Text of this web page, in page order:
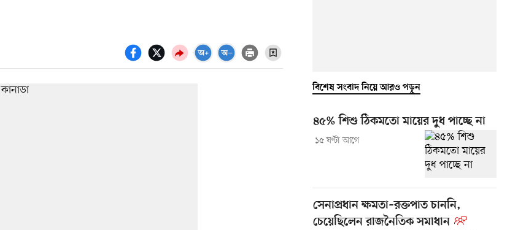
বিশেষ সংবাদ নিয়ে আরও পড়ুন
৪৫% শিশু ঠিকমতো মায়ের দুধ পাচ্ছে না
১৫ ঘণ্টা আগে
সেনাপ্রধান ক্ষমতা–রক্তপাত চাননি,
চেয়েছিলেন রাজনৈতিক সমাধান